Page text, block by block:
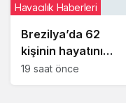
Brezilya’da 62
kişinin hayatını
kaybettiği Voepass
Havacılık Haberleri
19 saat önce